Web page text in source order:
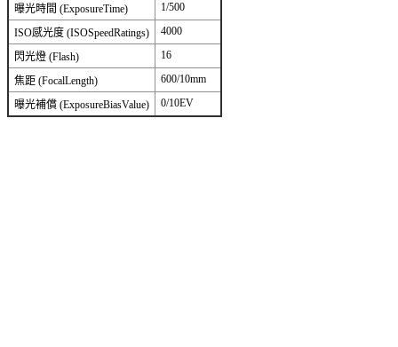
曝光時間 (ExposureTime) 1/500
ISO感光度 (ISOSpeedRatings) 4000
閃光燈 (Flash) 16
焦距 (FocalLength) 600/10mm
曝光補償 (ExposureBiasValue) 0/10EV